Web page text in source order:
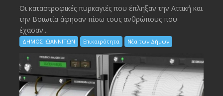
Οι καταστροφικές πυρκαγιές που έπληξαν την Αττική και
την Bοιωτία άφησαν πίσω τους ανθρώπους που
έχασαν...
ΔΗΜΟΣ ΙΩΑΝΝΙΤΩΝ Επικαιρότητα Νέα των Δήμων